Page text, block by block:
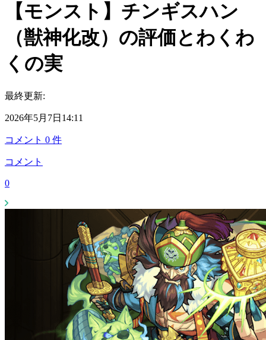
【モンスト】チンギスハン
（獣神化改）の評価とわくわ
くの実
最終更新:
2026年5月7日14:11
コメント 0 件
コメント
0